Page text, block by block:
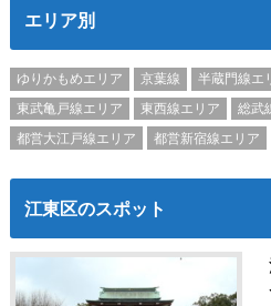
エリア別
ゆりかもめエリア 京葉線 半蔵門線エ
東武亀戸線エリア
東西線エリア 総武
都営大江戸線エリア
都営新宿線エリア
江東区のスポット